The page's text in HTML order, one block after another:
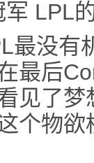
最没有
最后
见了
个物